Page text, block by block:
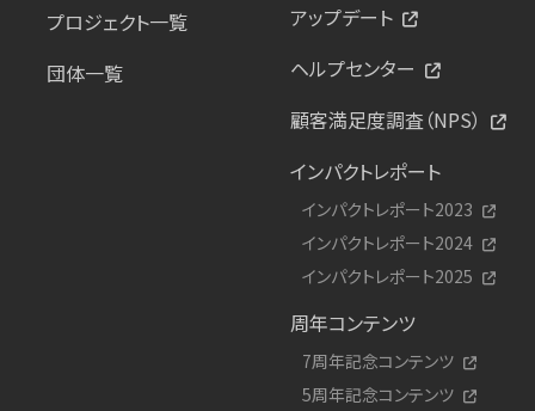
プロジェクト一覧
団体一覧
アップデート
ヘルプセンター
顧客満足度調査（NPS）
インパクトレポート
インパクトレポート2023
インパクトレポート2024
インパクトレポート2025
周年コンテンツ
7周年記念コンテンツ
5周年記念コンテンツ